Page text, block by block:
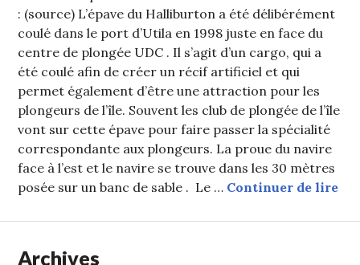
: (source) L’épave du Halliburton a été délibérément
coulé dans le port d’Utila en 1998 juste en face du
centre de plongée UDC . Il s’agit d’un cargo, qui a
été coulé afin de créer un récif artificiel et qui
permet également d’être une attraction pour les
plongeurs de l’île. Souvent les club de plongée de l’île
vont sur cette épave pour faire passer la spécialité
correspondante aux plongeurs. La proue du navire
face à l’est et le navire se trouve dans les 30 mètres
posée sur un banc de sable . Le … Continuer de lire
Archives